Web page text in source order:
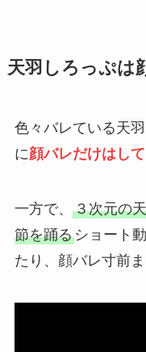
天羽しろっぷは
色々バレている天
に顔バレだけはし
一方で、 ３次元の
節を踊るショート
たり、顔バレ寸前